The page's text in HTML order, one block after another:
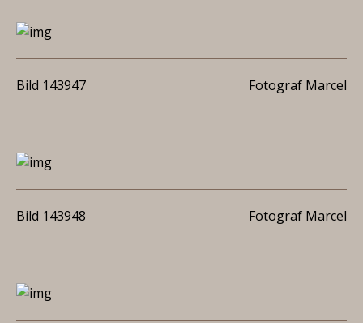
Bild 143947 Fotograf Marcel
Bild 143948 Fotograf Marcel